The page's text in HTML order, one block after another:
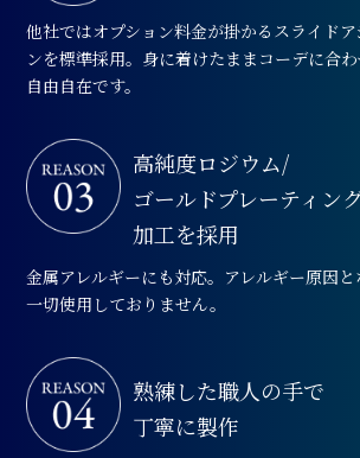
他社ではオプション料金が掛かるスライド
ンを標準採用。身に着けたままコーデに合
自由自在です。
高純度ロジウム/
ゴールドプレーティン
加工を採用
金属アレルギーにも対応。アレルギー原因
一切使用しておりません。
熟練した職人の手で
丁寧に製作